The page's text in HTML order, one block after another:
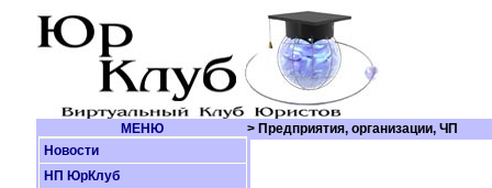
МЕНЮ
> Предприятия, организации, ЧП
Новости
НП ЮрКлуб